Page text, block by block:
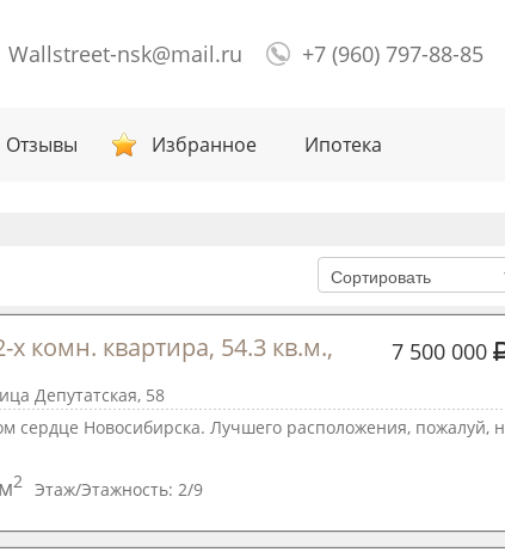
Wallstreet-nsk@mail.ru +7 (960) 797-88-85
Отзывы Избранное Ипотека
х комн. квартира, 54.3 кв.м., 7 500 000
Депутатская, 58
сердце Новосибирска. Лучшего расположения, пожалуй, н
2 Этаж/Этажность: 2/9